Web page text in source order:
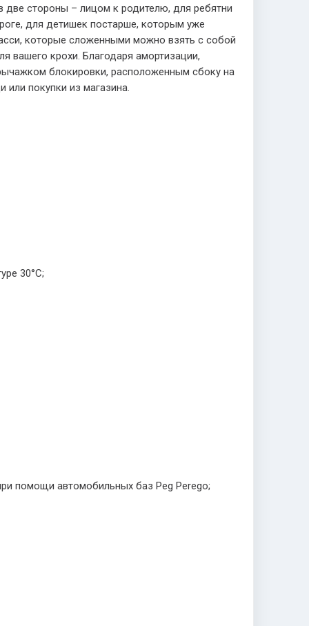
две стороны – лицом к родителю, для ребятни
для детишек постарше, которым уже
которые сложенными можно взять с собой
вашего крохи. Благодаря амортизации,
блокировки, расположенным сбоку на
покупки из магазина.
30°С;
помощи автомобильных баз Peg Perego;